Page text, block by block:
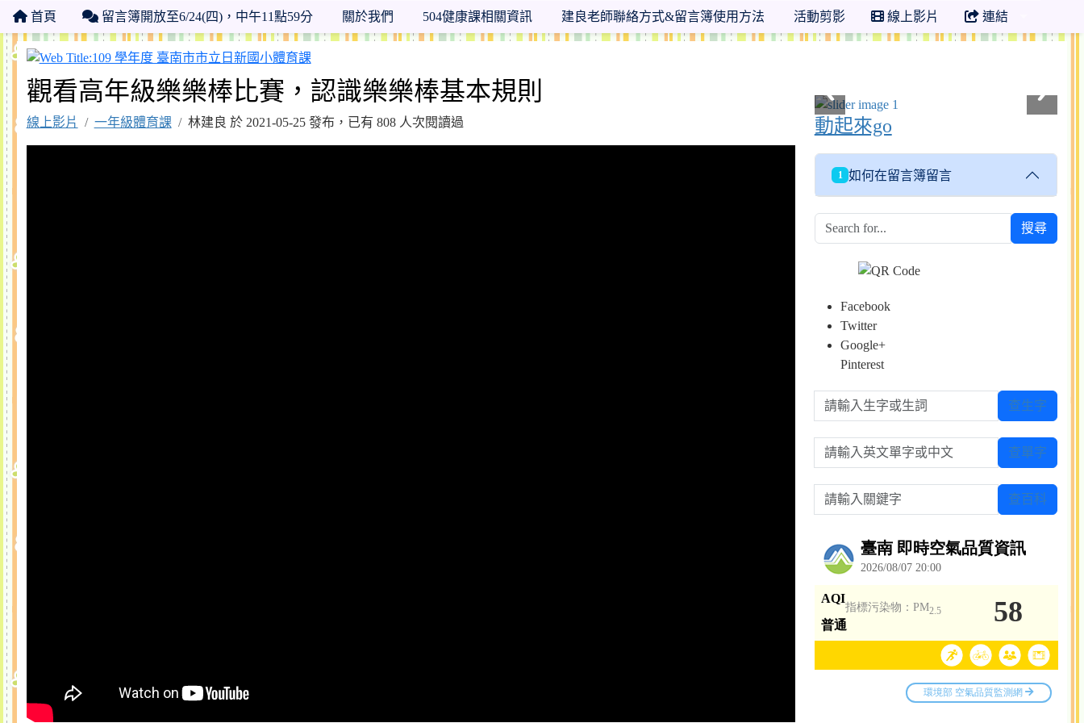
首頁 留言簿開放至6/24(四)，中午11點59分 關於我們 504健康課相關資訊 建良老師聯絡方式&留言簿使用方法 活動剪影 線上影片 連結
109 學年度 臺南市市立日新國小體育課
觀看高年級樂樂棒比賽，認識樂樂棒基本規則
線上影片 一年級體育課 林建良 於 2021-05-25 發布，已有 808 人次閱讀過 動起來go
1 如何在留言簿留言
搜尋
Facebook
Twitter
Google+
Pinterest
請輸入生字或生詞 查生字
請輸入英文單字或中文 查單字
請輸入關鍵字 查百科